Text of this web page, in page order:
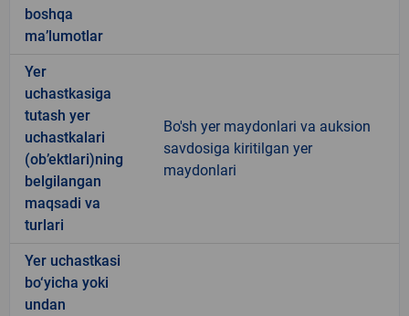
boshqa
ma’lumotlar
Yer
uchastkasiga
tutash yer
uchastkalari
(ob’ektlari)ning
belgilangan
maqsadi va
turlari
Bo'sh yer maydonlari va auksion
savdosiga kiritilgan yer
maydonlari
Yer uchastkasi
bo‘yicha yoki
undan